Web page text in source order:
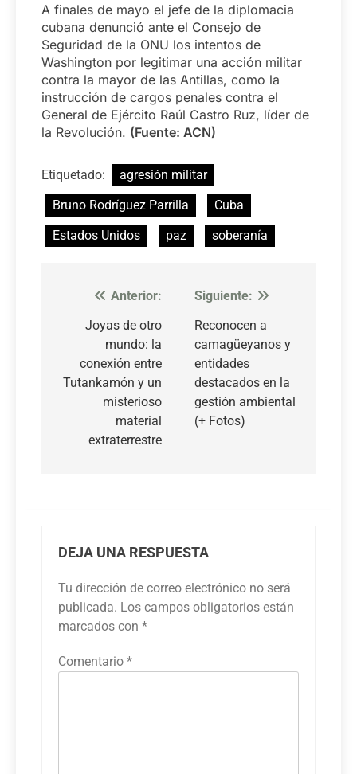
A finales de mayo el jefe de la diplomacia
cubana denunció ante el Consejo de
Seguridad de la ONU los intentos de
Washington por legitimar una acción militar
contra la mayor de las Antillas, como la
instrucción de cargos penales contra el
General de Ejército Raúl Castro Ruz, líder de
la Revolución. (Fuente: ACN)
Etiquetado:
agresión militar
Bruno Rodríguez Parrilla
Cuba
Estados Unidos
paz soberanía
Navegación
entradas
Anterior:
Joyas de otro
mundo: la
conexión entre
Tutankamón y un
misterioso
material
extraterrestre
Siguiente:
Reconocen a
camagüeyanos y
entidades
destacados en la
gestión ambiental
(+ Fotos)
DEJA UNA RESPUESTA
Tu dirección de correo electrónico no será
publicada. Los campos obligatorios están
marcados con *
Comentario *